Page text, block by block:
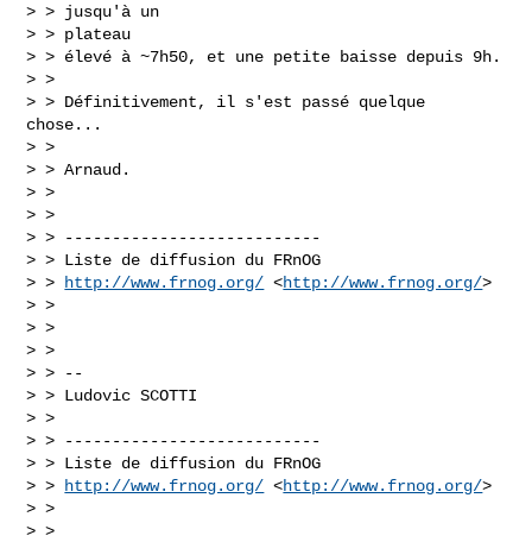
> > jusqu'à un
> > plateau
> > élevé à ~7h50, et une petite baisse depuis 9h.
> >
> > Définitivement, il s'est passé quelque
chose...
> >
> > Arnaud.
> >
> >
> > ---------------------------
> > Liste de diffusion du FRnOG
> >
http://www.frnog.org/ <http://www.frnog.org/>
> >
> >
> >
> > --
> > Ludovic SCOTTI
> >
> > ---------------------------
> > Liste de diffusion du FRnOG
> >
http://www.frnog.org/ <http://www.frnog.org/>
> >
> >